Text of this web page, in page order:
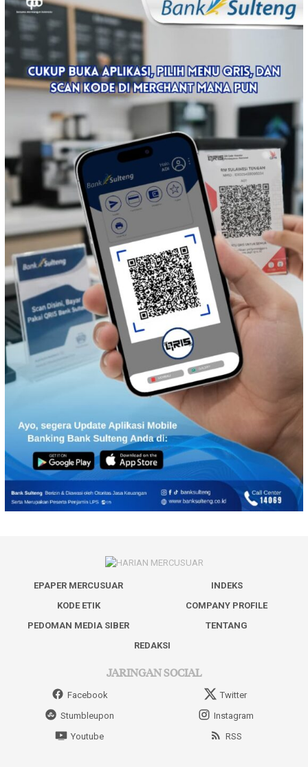
EPAPER MERCUSUAR
INDEKS
KODE ETIK
COMPANY PROFILE
PEDOMAN MEDIA SIBER
TENTANG
REDAKSI
JARINGAN SOCIAL
Facebook
Twitter
Stumbleupon
Instagram
Youtube
RSS